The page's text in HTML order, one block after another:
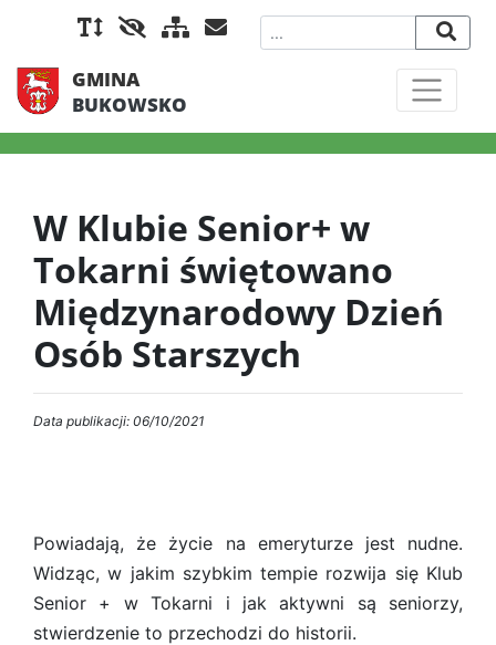
GMINA
BUKOWSKO
W Klubie Senior+ w
Tokarni świętowano
Międzynarodowy Dzień
Osób Starszych
Data publikacji: 06/10/2021
Powiadają, że życie na emeryturze jest nudne.
Widząc, w jakim szybkim tempie rozwija się Klub
Senior + w Tokarni i jak aktywni są seniorzy,
stwierdzenie to przechodzi do historii.